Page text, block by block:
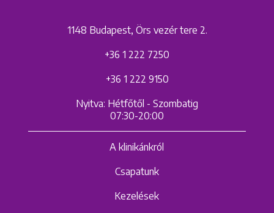
1148 Budapest, Örs vezér tere 2.
+36 1 222 7250
+36 1 222 9150
Nyitva: Hétfőtől - Szombatig
07:30-20:00
A klinikánkról
Csapatunk
Kezelések